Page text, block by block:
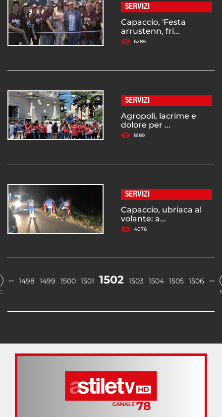
SERVIZI
Capaccio, 'Festa
arrustenn, fri...
6289
SERVIZI
Agropoli, lacrime e
dolore per ...
8189
SERVIZI
Capaccio, ubriaca al
volante: a...
4076
… 1498 1499 1500 1501 1502 1503 1504 1505 1506 …